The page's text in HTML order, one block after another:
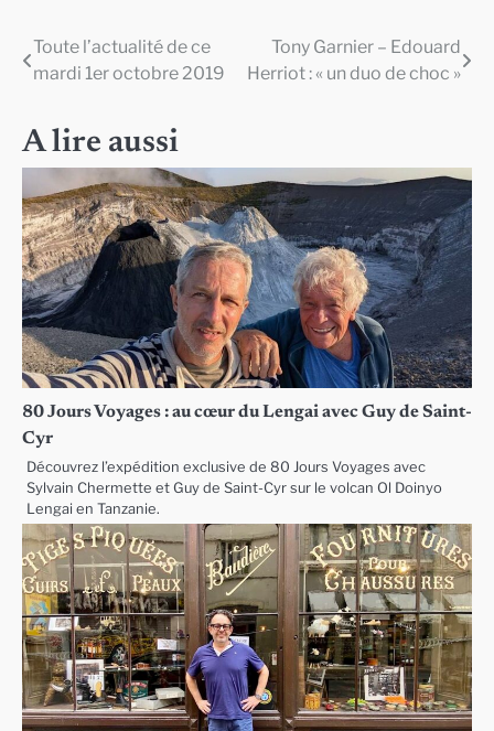
Navigation
l’article
Toute l’actualité de ce
mardi 1er octobre 2019
Tony Garnier – Edouard
Herriot : « un duo de choc »
A lire aussi
80 Jours Voyages : au cœur du Lengai avec Guy de Saint-
Cyr
Découvrez l’expédition exclusive de 80 Jours Voyages avec
Sylvain Chermette et Guy de Saint-Cyr sur le volcan Ol Doinyo
Lengai en Tanzanie.